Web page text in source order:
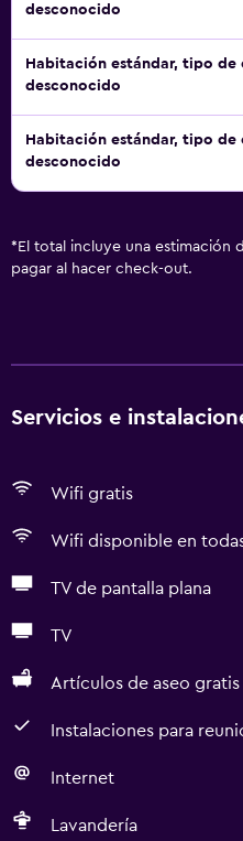
desconocido
Habitación estándar, tipo de
desconocido
Habitación estándar, tipo de
desconocido
* El total incluye una estimación
pagar al hacer check-out.
Servicios e
Wifi gratis
Wifi disponible en
TV de pantalla plana
TV
Artículos de aseo gratis
Instalaciones para
Internet
Lavandería